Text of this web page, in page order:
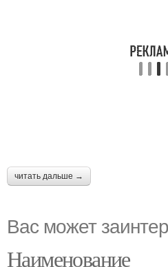
читать дальше →
Вас может
Наименование